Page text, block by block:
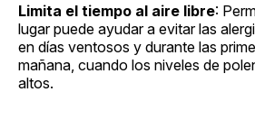
Limita el tiempo al aire libre:
lugar puede ayudar a evitar las
en días ventosos y durante las
mañana, cuando los niveles de
altos.